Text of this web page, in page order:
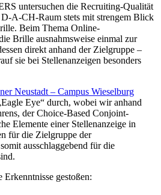
untersuchen die Recruiting-Qualität
A-CH-Raum stets mit strengem Blick
Beim Thema Online-
Brille ausnahmsweise einmal zur
direkt anhand der Zielgruppe –
sie bei Stellenanzeigen besonders
Neustadt – Campus Wieselburg
Eye“ durch, wobei wir anhand
der Choice-Based Conjoint-
Elemente einer Stellenanzeige in
für die Zielgruppe der
ausschlaggebend für die
gestoßen: